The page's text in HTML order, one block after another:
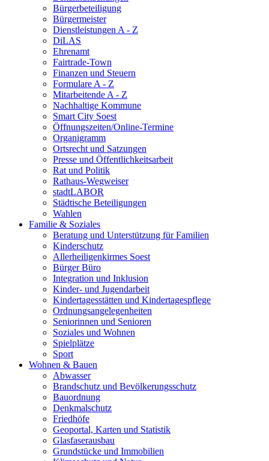
Bürgerbeteiligung
Bürgermeister
Dienstleistungen A - Z
DiLAS
Ehrenamt
Fairtrade-Town
Finanzen und Steuern
Formulare A - Z
Mitarbeitende A - Z
Nachhaltige Kommune
Smart City Soest
Öffnungszeiten/Online-Termine
Organigramm
Ortsrecht und Satzungen
Presse und Öffentlichkeitsarbeit
Rat und Politik
Rathaus-Wegweiser
stadtLABOR
Städtische Beteiligungen
Wahlen
Familie & Soziales
Beratung und Unterstützung für Familien
Kinderschutz
Allerheiligenkirmes Soest
Bürger Büro
Integration und Inklusion
Kinder- und Jugendarbeit
Kindertagesstätten und Kindertagespflege
Ordnungsangelegenheiten
Seniorinnen und Senioren
Soziales und Wohnen
Spielplätze
Sport
Wohnen & Bauen
Abwasser
Brandschutz und Bevölkerungsschutz
Bauordnung
Denkmalschutz
Friedhöfe
Geoportal, Karten und Statistik
Glasfaserausbau
Grundstücke und Immobilien